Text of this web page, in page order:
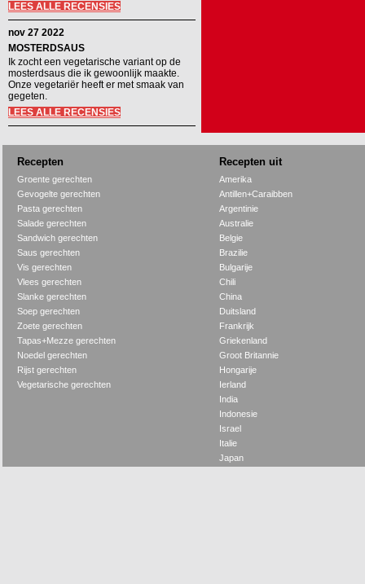
LEES ALLE RECENSIES
nov 27 2022
MOSTERDSAUS
Ik zocht een vegetarische variant op de
mosterdsaus die ik gewoonlijk maakte.
Onze vegetariër heeft er met smaak van
gegeten.
LEES ALLE RECENSIES
Recepten Recepten uit
Groente gerechten
Gevogelte gerechten
Pasta gerechten
Salade gerechten
Sandwich gerechten
Saus gerechten
Vis gerechten
Vlees gerechten
Slanke gerechten
Soep gerechten
Zoete gerechten
Tapas+Mezze gerechten
Noedel gerechten
Rijst gerechten
Vegetarische gerechten
Amerika
Antillen+Caraibben
Argentinie
Australie
Belgie
Brazilie
Bulgarije
Chili
China
Duitsland
Frankrijk
Griekenland
Groot Britannie
Hongarije
Ierland
India
Indonesie
Israel
Italie
Japan